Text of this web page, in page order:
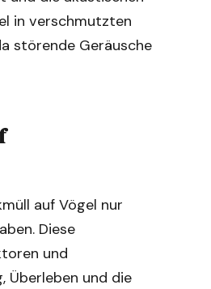
in verschmutzten
störende Geräusche
auf Vögel nur
Diese
und
Überleben und die